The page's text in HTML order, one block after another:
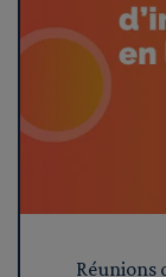
Réunions